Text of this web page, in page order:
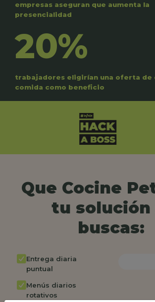
empresas aseguran que aumenta la
presencialidad
20%
trabajadores eligirían una oferta de
comida como beneficio
Que Cocine
tu solución
buscas:
Entrega diaria
puntual
Menús diarios
rotativos